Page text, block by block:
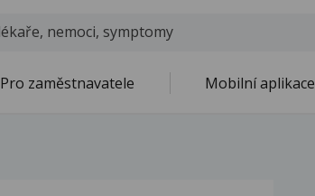
Pro zaměstnavatele Mobilní aplikace